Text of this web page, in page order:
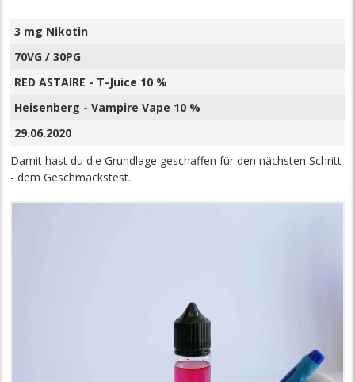
3 mg Nikotin
70VG / 30PG
RED ASTAIRE - T-Juice 10 %
Heisenberg - Vampire Vape 10 %
29.06.2020
Damit hast du die Grundlage geschaffen für den nächsten Schritt
- dem Geschmackstest.